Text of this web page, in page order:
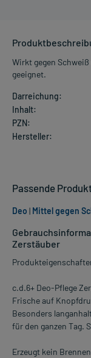
Wirkt gegen
geeignet.
Darreichung:
Inhalt:
PZN:
Hersteller:
Zerstäuber
c.d.6+ Deo-Pflege
Frische auf
Besonders
für den ganzen Tag.
Erzeugt kein
Passende
Deo | Mittel gegen